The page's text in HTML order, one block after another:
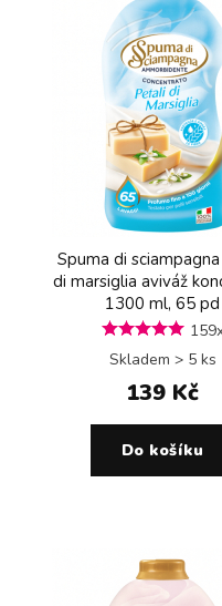
Spuma di
di marsiglia aviváž
1300 ml, 65 pd
Skladem > 5 ks
139 Kč
Do košíku